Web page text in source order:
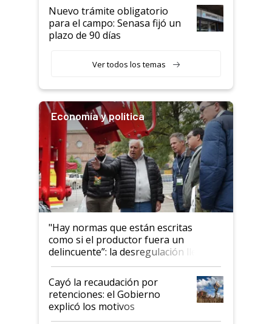
Nuevo trámite obligatorio
para el campo: Senasa fijó un
plazo de 90 días
Ver todos los temas
Economía y política
"Hay normas que están escritas
como si el productor fuera un
delincuente”: la desregulación llegó
al Congreso Aapresid y hasta se
habló del financiamiento al IPCVA
Cayó la recaudación por
retenciones: el Gobierno
explicó los motivos